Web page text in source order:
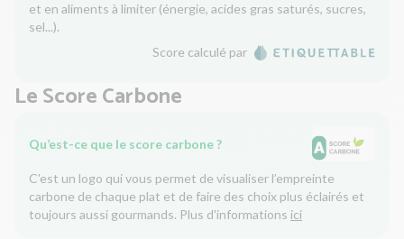
et en aliments à limiter (énergie, acides gras saturés, sucres,
sel...).
Score calculé par
Le Score Carbone
Qu’est-ce que le score carbone ?
C'est un logo qui vous permet de visualiser l’empreinte
carbone de chaque plat et de faire des choix plus éclairés et
toujours aussi gourmands. Plus d'informations ici